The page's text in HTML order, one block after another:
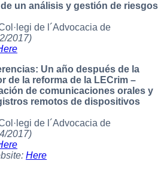
un análisis y gestión de riesgos
de l´Advocacia de
2017)
Un año después de la
de la reforma de la LECrim –
de comunicaciones orales y
remotos de dispositivos
de l´Advocacia de
2017)
Here